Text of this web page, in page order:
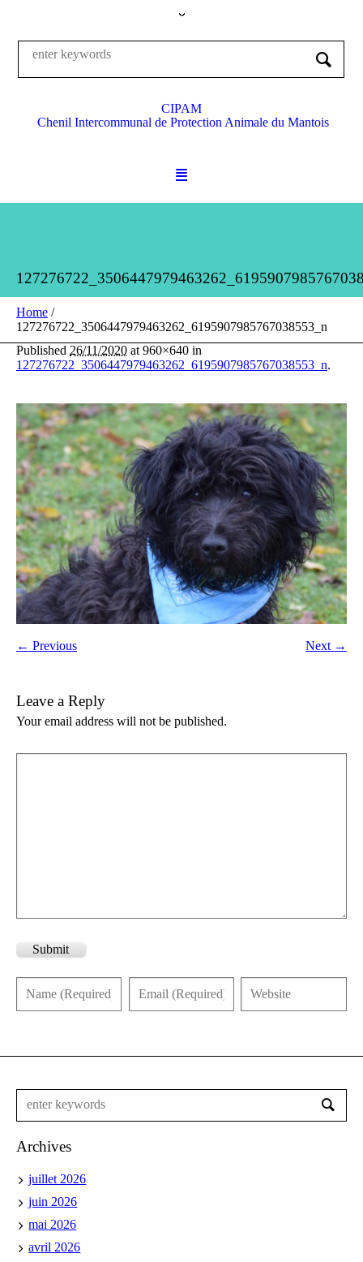
CIPAM
Chenil Intercommunal de Protection Animale du Mantois
Home /
127276722_3506447979463262_6195907985767038553_n
Published 26/11/2020 at 960×640 in
127276722_3506447979463262_6195907985767038553_n.
← Previous Next →
Leave a Reply
Your email address will not be published.
Submit
Archives
juillet 2026
juin 2026
mai 2026
avril 2026